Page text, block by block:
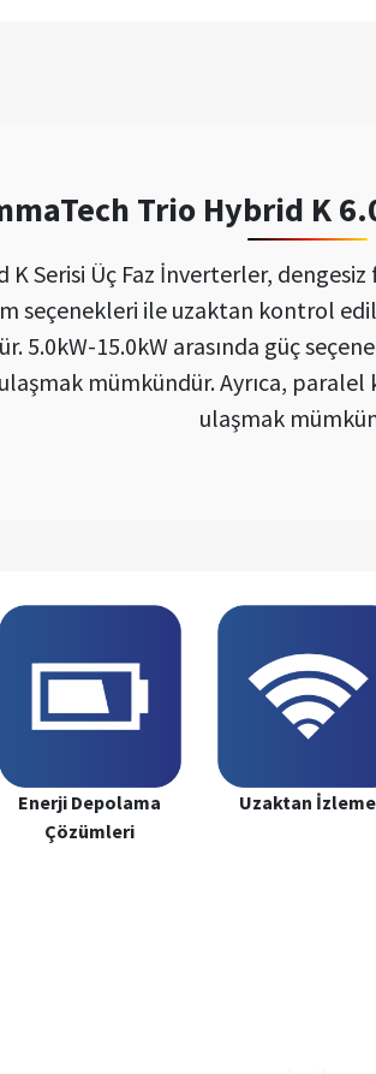
Trio Hybrid K
Serisi Üç Faz İnverterler, dengesiz
seçenekleri ile uzaktan kontrol
5.0kW-15.0kW arasında güç
mümkündür. Ayrıca,
ulaşmak
Enerji Depolama
Çözümleri
Uzaktan İzleme